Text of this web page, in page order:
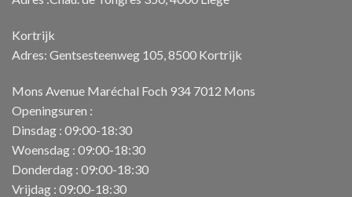
Kortrijk
Adres: Gentsesteenweg 105, 8500 Kortrijk
Mons Avenue Maréchal Foch 934 7012 Mons
Openingsuren :
Dinsdag : 09:00-18:30
Woensdag : 09:00-18:30
Donderdag : 09:00-18:30
Vrijdag : 09:00-18:30